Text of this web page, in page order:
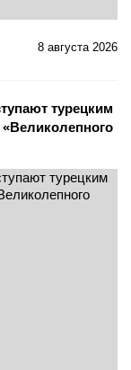
8 августа 2026
турецким